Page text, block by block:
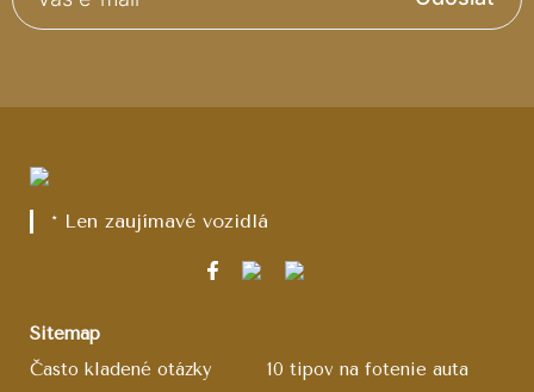
* Len zaujímavé vozidlá
Sitemap
Často kladené otázky
10 tipov na fotenie auta